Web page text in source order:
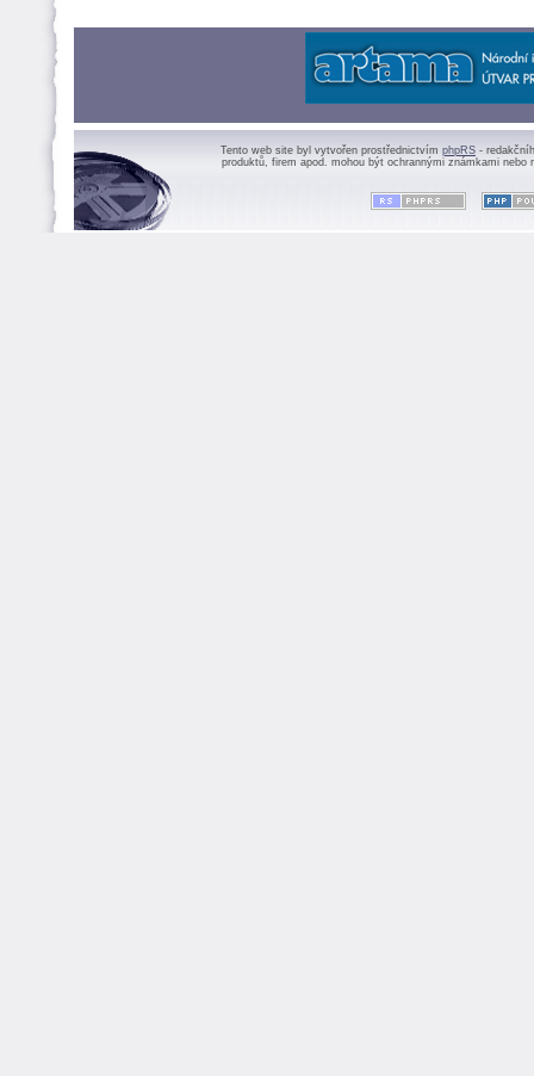
Tento web site byl vytvořen prostřednictvím phpRS -
produktů, firem apod. mohou být ochrannými známkami